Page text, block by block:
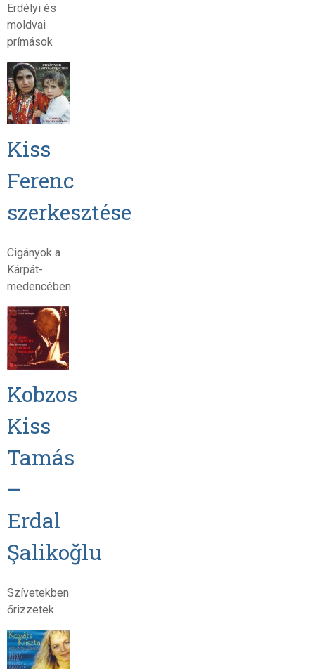
Erdélyi és
moldvai
prímások
Kiss
Ferenc
szerkesztése
Cigányok a
Kárpát-
medencében
Kobzos
Kiss
Tamás
–
Erdal
Şalikoğlu
Szívetekben
őrizzetek